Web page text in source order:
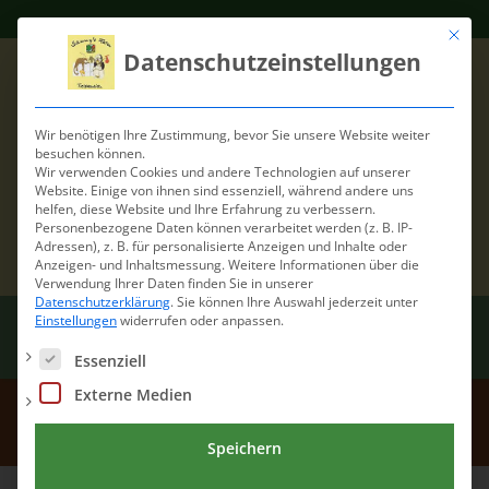
Links
Mit
Datenschutzeinstellungen
Wir benötigen Ihre Zustimmung, bevor Sie unsere Website weiter
besuchen können.
Wir verwenden Cookies und andere Technologien auf unserer
Website. Einige von ihnen sind essenziell, während andere uns
helfen, diese Website und Ihre Erfahrung zu verbessern.
Personenbezogene Daten können verarbeitet werden (z. B. IP-
Adressen), z. B. für personalisierte Anzeigen und Inhalte oder
Anzeigen- und Inhaltsmessung.Weitere Informationen über die
Verwendung Ihrer Daten finden Sie in unserer
Datenschutzerklärung.Sie können Ihre Auswahl jederzeit unter
Einstellungenwiderrufen oder anpassen.
Es folgt eine Liste der Service-Gruppen, für die eine
Essenziell
Externe Medien
Speichern